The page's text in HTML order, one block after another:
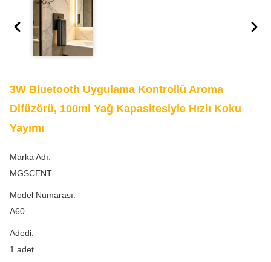
3W Bluetooth Uygulama Kontrollü Aroma
Difüzörü, 100ml Yağ Kapasitesiyle Hızlı Koku
Yayımı
Marka Adı:
MGSCENT
Model Numarası:
A60
Adedi:
1 adet